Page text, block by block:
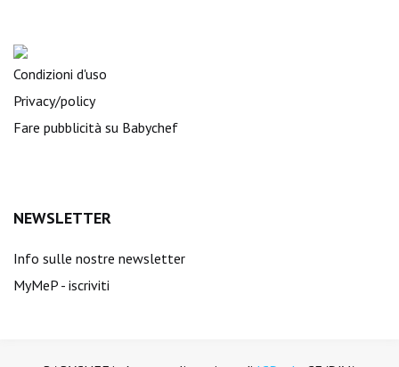
Condizioni d'uso
Privacy/policy
Fare pubblicità su Babychef
NEWSLETTER
Info sulle nostre newsletter
MyMeP - iscriviti